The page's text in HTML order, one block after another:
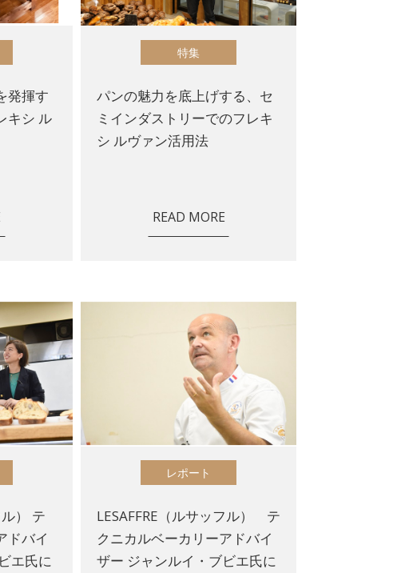
発揮す
キシ ル
特集
パンの魅力を底上げする、セ
ミインダストリーでのフレキ
シ ルヴァン活用法
READ MORE
） テ
ドバイ
エ氏に
レポート
LESAFFRE（ルサッフル） テ
クニカルベーカリーアドバイ
ザー ジャンルイ・ブビエ氏に